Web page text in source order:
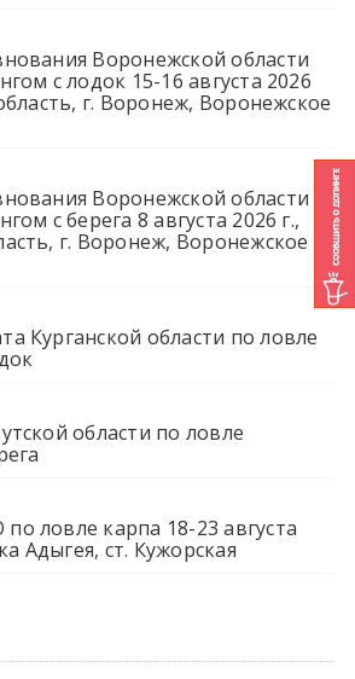
Воронежской области
с лодок 15-16 августа 2026
г. Воронеж, Воронежское
Воронежской области
с берега 8 августа 2026 г.,
г. Воронеж, Воронежское
Курганской области по ловле
области по ловле
ловле карпа 18-23 августа
Адыгея, ст. Кужорская